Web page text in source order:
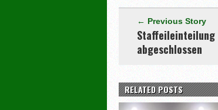
← Previous Story
Staffeileinteilung
abgeschlossen
RELATED POSTS